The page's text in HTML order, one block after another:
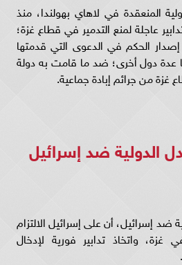
المنعقدة في لاهاي بهولندا، منذ
عاجلة لمنع التدمير في قطاع غزة؛
الحكم في الدعوى التي قدمتها
عدة دول أخرى؛ ضد ما قامت به دولة
غزة من جرائم إبادة جماعية.
الدولية ضد إسرائيل
ضد إسرائيل، أن على إسرائيل الالتزام
غزة، واتخاذ تدابير فورية لإدخال